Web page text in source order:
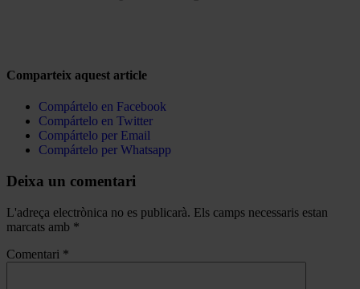
Comparteix aquest article
Compártelo en Facebook
Compártelo en Twitter
Compártelo per Email
Compártelo per Whatsapp
Deixa un comentari
L'adreça electrònica no es publicarà. Els camps necessaris estan
marcats amb *
Comentari *